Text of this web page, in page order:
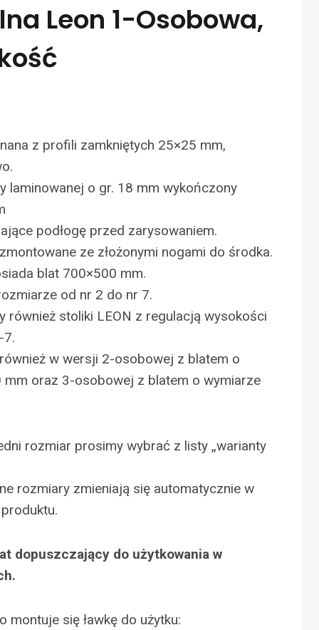
Leon 1-Osobowa,
z profili zamkniętych 25×25 mm,
laminowanej o gr. 18 mm wykończony
podłogę przed zarysowaniem.
ze złożonymi nogami do środka.
blat 700×500 mm.
od nr 2 do nr 7.
również stoliki LEON z regulacją wysokości
7.
w wersji 2-osobowej z blatem o
oraz 3-osobowej z blatem o wymiarze
rozmiar prosimy wybrać z listy „warianty
rozmiary zmieniają się automatycznie w
dopuszczający do użytkowania w
montuje się ławkę do użytku: